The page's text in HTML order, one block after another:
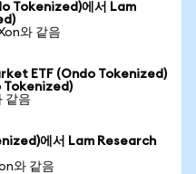
Tokenized)에서 Lam
와 같음
ETF (Ondo Tokenized)
Tokenized)
같음
에서 Lam Research
와 같음